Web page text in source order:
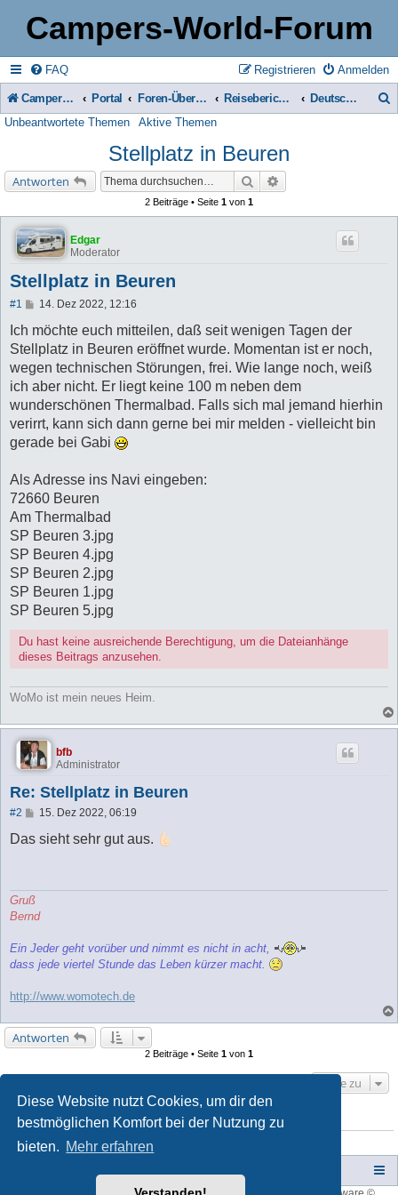
Diese Website nutzt Cookies, um dir den
bestmöglichen Komfort bei der Nutzung zu
bieten. Mehr erfahren
Campers-World-Forum
FAQ Anmelden
Registrieren
Campers-World-Forum Portal Foren-Übersicht Reiseberichte & Reisetipps, Stell- & Campingplätze Deutschland
Unbeantwortete Themen Aktive Themen
Stellplatz in Beuren
Antworten Suche
2 Beiträge • Seite 1 von 1
Edgar
Moderator
Stellplatz in Beuren
#1
B
i
t
r
a
g
14. Dez 2022, 12:16
Ich möchte euch mitteilen, daß seit wenigen Tagen der
Stellplatz in Beuren eröffnet wurde. Momentan ist er noch,
wegen technischen Störungen, frei. Wie lange noch, weiß
ich aber nicht. Er liegt keine 100 m neben dem
wunderschönen Thermalbad. Falls sich mal jemand hierhin
verirrt, kann sich dann gerne bei mir melden - vielleicht bin
gerade bei Gabi
Als Adresse ins Navi eingeben:
72660 Beuren
Am Thermalbad
SP Beuren 3.jpg
SP Beuren 4.jpg
SP Beuren 2.jpg
SP Beuren 1.jpg
SP Beuren 5.jpg
Du hast keine ausreichende Berechtigung, um die Dateianhänge
dieses Beitrags anzusehen.
WoMo ist mein neues Heim.
bfb
Administrator
Re: Stellplatz in Beuren
#2
B15. Dez 2022, 06:19
Das sieht sehr gut aus.
Gruß
Bernd
Ein Jeder geht vorüber und nimmt es nicht in acht,
dass jede viertel Stunde das Leben kürzer macht.
http://www.womotech.de
Antworten
2 Beiträge • Seite 1 von 1
Gehe zu
WER IST ONLINE?
Mitglieder in diesem Forum: 0 Mitglieder und 17 Gäste